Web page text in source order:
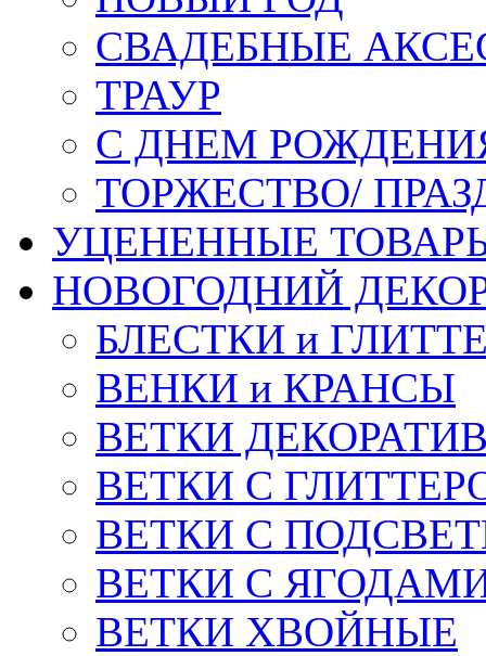
СВАДЕБНЫЕ
ТРАУР
С ДНЕМ
ТОРЖЕСТВО/
УЦЕНЕННЫЕ
НОВОГОДНИЙ
БЛЕСТКИ и
ВЕНКИ и КРАНСЫ
ВЕТКИ
ВЕТКИ С
ВЕТКИ С
ВЕТКИ С
ВЕТКИ ХВОЙНЫЕ